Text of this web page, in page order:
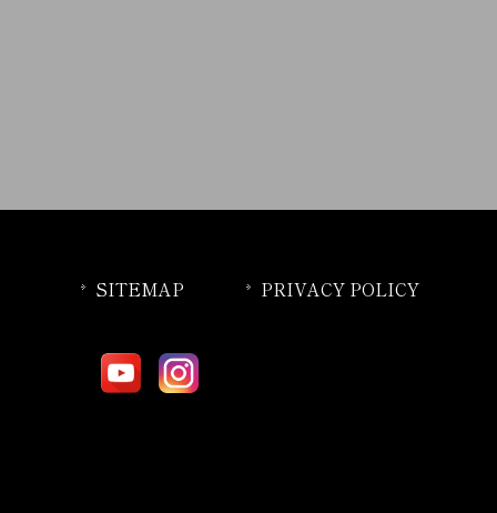
SITEMAP PRIVACY POLICY